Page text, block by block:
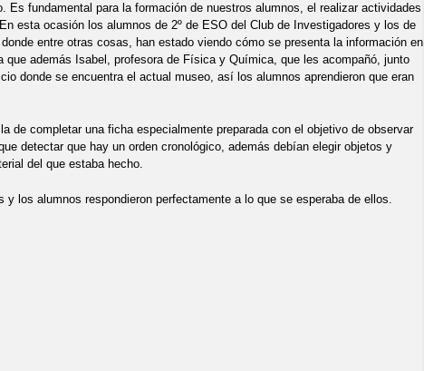
Es fundamental para la formación de nuestros alumnos, el realizar actividades
esta ocasión los alumnos de 2º de ESO del Club de Investigadores y los de
entre otras cosas, han estado viendo cómo se presenta la información en
además Isabel, profesora de Física y Química, que les acompañó, junto
donde se encuentra el actual museo, así los alumnos aprendieron que eran
de completar una ficha especialmente preparada con el objetivo de observar
detectar que hay un orden cronológico, además debían elegir objetos y
del que estaba hecho.
y los alumnos respondieron perfectamente a lo que se esperaba de ellos.